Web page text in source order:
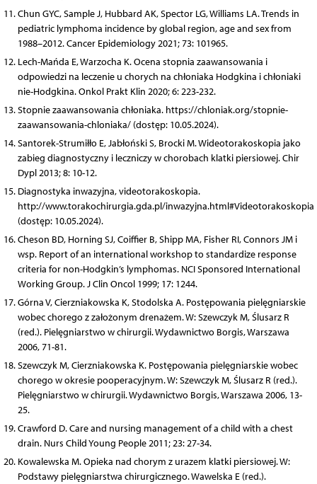
Chun GYC, Sample J, Hubbard AK, Spector LG, Williams LA. Trends in
pediatric lymphoma incidence by global region, age and sex from
1988–2012. Cancer Epidemiology 2021; 73: 101965.
Lech-Mańda E, Warzocha K. Ocena stopnia zaawansowania i
odpowiedzi na leczenie u chorych na chłoniaka Hodgkina i chłoniaki
nie-Hodgkina. Onkol Prakt Klin 2020; 6: 223-232.
Stopnie zaawansowania chłoniaka. https://chloniak.org/stopnie-
zaawansowania-chloniaka/ (dostęp: 10.05.2024).
Santorek-Strumiłło E, Jabłoński S, Brocki M. Wideotorakoskopia jako
zabieg diagnostyczny i leczniczy w chorobach klatki piersiowej. Chir
Dypl 2013; 8: 10-12.
Diagnostyka inwazyjna, videotorakoskopia.
http://www.torakochirurgia.gda.pl/inwazyjna.html#Videotorakoskopia
(dostęp: 10.05.2024).
Cheson BD, Horning SJ, Coiffier B, Shipp MA, Fisher RI, Connors JM i
wsp. Report of an international workshop to standardize response
criteria for non-Hodgkin’s lymphomas. NCI Sponsored International
Working Group. J Clin Oncol 1999; 17: 1244.
Górna V, Cierzniakowska K, Stodolska A. Postępowania pielęgniarskie
wobec chorego z założonym drenażem. W: Szewczyk M, Ślusarz R
(red.). Pielęgniarstwo w chirurgii. Wydawnictwo Borgis, Warszawa
2006, 71-81.
Szewczyk M, Cierzniakowska K. Postępowania pielęgniarskie wobec
chorego w okresie pooperacyjnym. W: Szewczyk M, Ślusarz R (red.).
Pielęgniarstwo w chirurgii. Wydawnictwo Borgis, Warszawa 2006, 13-
25.
Crawford D. Care and nursing management of a child with a chest
drain. Nurs Child Young People 2011; 23: 27-34.
Kowalewska M. Opieka nad chorym z urazem klatki piersiowej. W:
Podstawy pielęgniarstwa chirurgicznego. Wawelska E (red.).